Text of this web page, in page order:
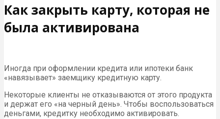
Как закрыть карту, которая не
была активирована
Иногда при оформлении кредита или ипотеки банк
«навязывает» заемщику кредитную карту.
Некоторые клиенты не отказываются от этого продукта
и держат его «на черный день». Чтобы воспользоваться
деньгами, кредитку необходимо активировать.